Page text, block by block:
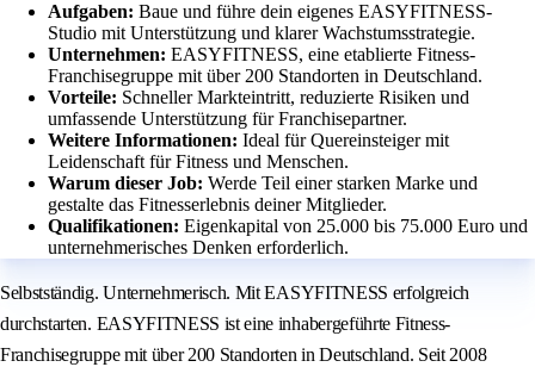
Aufgaben: Baue und führe dein eigenes EASYFITNESS-
Studio mit Unterstützung und klarer Wachstumsstrategie.
Unternehmen: EASYFITNESS, eine etablierte Fitness-
Franchisegruppe mit über 200 Standorten in Deutschland.
Vorteile: Schneller Markteintritt, reduzierte Risiken und
umfassende Unterstützung für Franchisepartner.
Weitere Informationen: Ideal für Quereinsteiger mit
Leidenschaft für Fitness und Menschen.
Warum dieser Job: Werde Teil einer starken Marke und
gestalte das Fitnesserlebnis deiner Mitglieder.
Qualifikationen: Eigenkapital von 25.000 bis 75.000 Euro und
unternehmerisches Denken erforderlich.
Selbstständig. Unternehmerisch. Mit EASYFITNESS erfolgreich
durchstarten. EASYFITNESS ist eine inhabergeführte Fitness-
Franchisegruppe mit über 200 Standorten in Deutschland. Seit 2008